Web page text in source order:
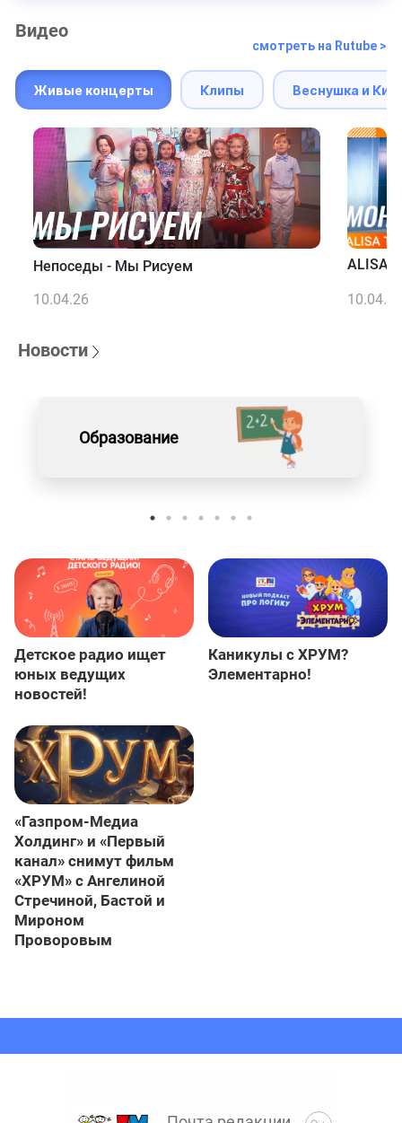
Видео
смотреть на Rutube >
Живые концерты Клипы Веснушка и
Непоседы - Мы Рисуем
10.04.26
ALISA
10.04.26
Новости
Образование
Детское радио ищет
юных ведущих
новостей!
Каникулы с ХРУМ?
Элементарно!
«Газпром-Медиа
Холдинг» и «Первый
канал» снимут фильм
«ХРУМ» с Ангелиной
Стречиной, Бастой и
Мироном
Проворовым